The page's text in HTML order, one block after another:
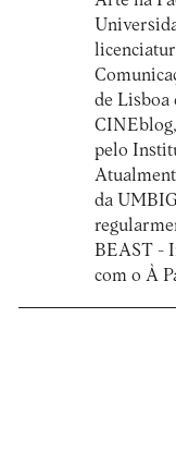
de Lisboa
pelo
da
BEAST -
com o À